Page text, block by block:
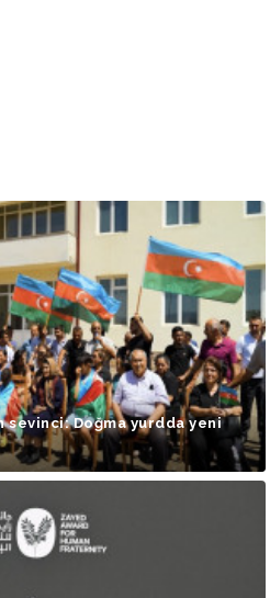
sevinci: Doğma yurdda yeni